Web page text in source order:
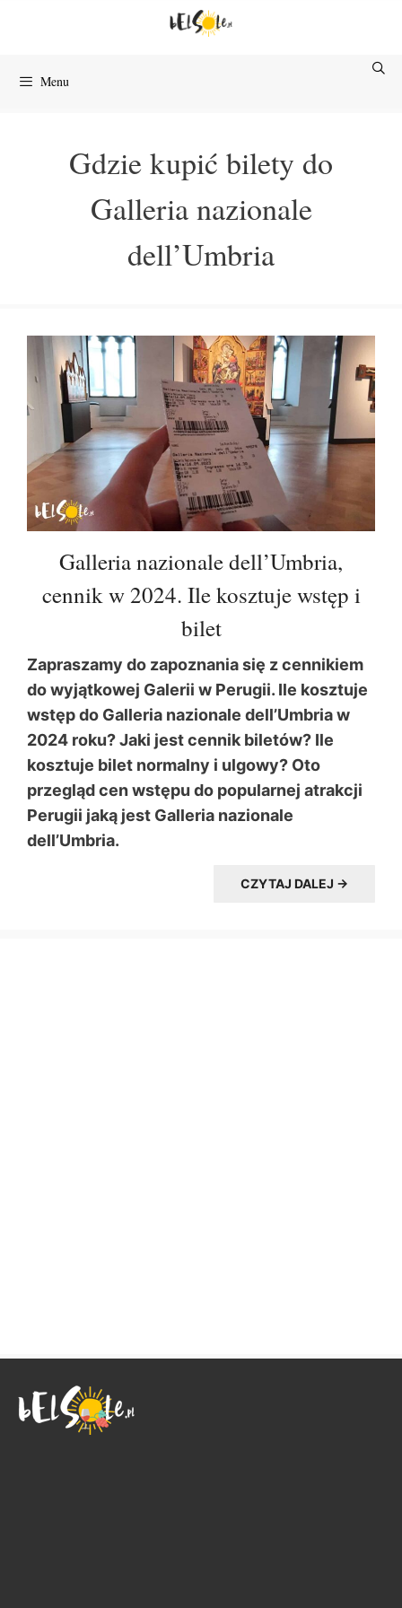
Menu
Gdzie kupić bilety do
Galleria nazionale
dell’Umbria
Galleria nazionale dell’Umbria,
cennik w 2024. Ile kosztuje wstęp i
bilet
Zapraszamy do zapoznania się z cennikiem
do wyjątkowej Galerii w Perugii. Ile kosztuje
wstęp do Galleria nazionale dell’Umbria w
2024 roku? Jaki jest cennik biletów? Ile
kosztuje bilet normalny i ulgowy? Oto
przegląd cen wstępu do popularnej atrakcji
Perugii jaką jest Galleria nazionale
dell’Umbria.
CZYTAJ DALEJ →